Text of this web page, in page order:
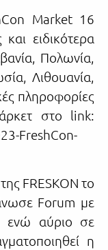
Market 16
ειδικότερα
Πολωνία,
Λιθουανία,
πληροφορίες
στο link:
FreshCon-
FRESKON το
Forum με
ενώ αύριο σε
η